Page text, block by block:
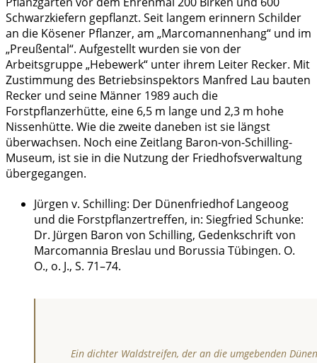
Schwarzkiefern gepflanzt. Seit langem erinnern Schilder
an die Kösener Pflanzer, am „Marcomannenhang“ und im
„Preußental“. Aufgestellt wurden sie von der
Arbeitsgruppe „Hebewerk“ unter ihrem Leiter Recker. Mit
Zustimmung des Betriebsinspektors Manfred Lau bauten
Recker und seine Männer 1989 auch die
Forstpflanzerhütte, eine 6,5 m lange und 2,3 m hohe
Nissenhütte. Wie die zweite daneben ist sie längst
überwachsen. Noch eine Zeitlang Baron-von-Schilling-
Museum, ist sie in die Nutzung der Friedhofsverwaltung
übergegangen.
Jürgen v. Schilling: Der Dünenfriedhof Langeoog
und die Forstpflanzertreffen, in: Siegfried Schunke:
Dr. Jürgen Baron von Schilling, Gedenkschrift von
Marcomannia Breslau und Borussia Tübingen. O.
O., o. J., S. 71–74.
Ein dichter Waldstreifen, der an die umgebenden